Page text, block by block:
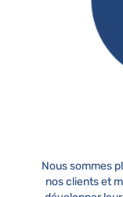
Nous sommes
nos clients et